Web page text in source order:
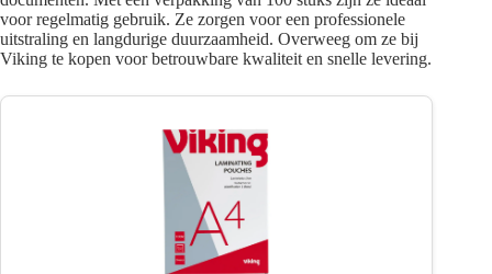
voor regelmatig gebruik. Ze zorgen voor een professionele
uitstraling en langdurige duurzaamheid. Overweeg om ze bij
Viking te kopen voor betrouwbare kwaliteit en snelle levering.